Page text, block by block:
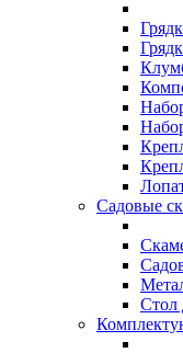
Садовые
Стол